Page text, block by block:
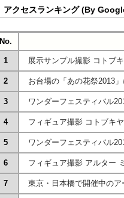
アクセスランキング (By
No.
1 展示サンプル撮影 コトブ
2 お台場の「あの花祭2013
3 ワンダーフェスティバル
4 フィギュア撮影 コトブキ
5 ワンダーフェスティバル
6 フィギュア撮影 アルター
7 東京・日本橋で開催中の